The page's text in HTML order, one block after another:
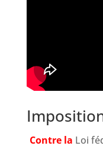
Contre la Loi